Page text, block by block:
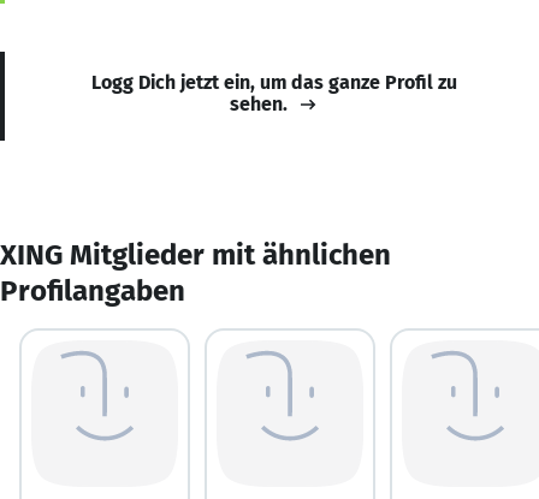
Logg Dich jetzt ein, um das ganze Profil zu
sehen.
XING Mitglieder mit ähnlichen
Profilangaben